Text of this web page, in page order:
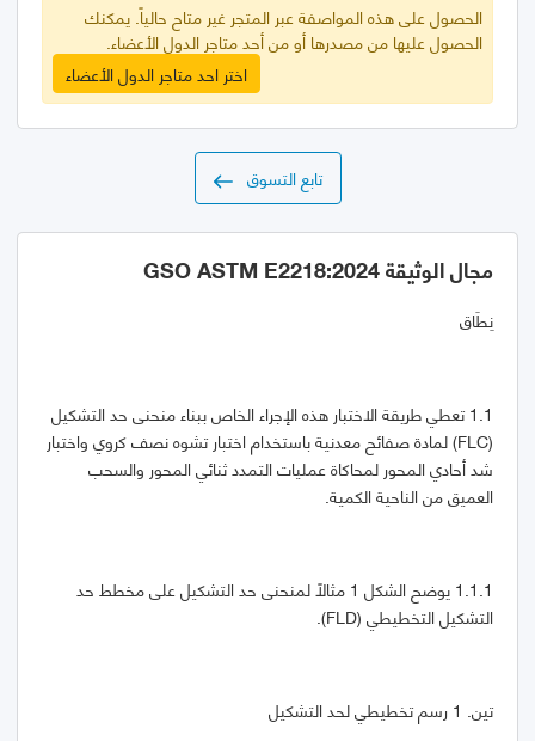
الحصول على هذه المواصفة عبر المتجر غير متاح حالياً. يمكنك
الحصول عليها من مصدرها أو من أحد متاجر الدول الأعضاء.
اختر احد متاجر الدول الأعضاء
تابع التسوق
مجال الوثيقة GSO ASTM E2218:2024
نِطَاق
1.1 تعطي طريقة الاختبار هذه الإجراء الخاص ببناء منحنى حد التشكيل
(FLC) لمادة صفائح معدنية باستخدام اختبار تشوه نصف كروي واختبار
شد أحادي المحور لمحاكاة عمليات التمدد ثنائي المحور والسحب
العميق من الناحية الكمية.
1.1.1 يوضح الشكل 1 مثالاً لمنحنى حد التشكيل على مخطط حد
التشكيل التخطيطي (FLD).
تين. 1 رسم تخطيطي لحد التشكيل